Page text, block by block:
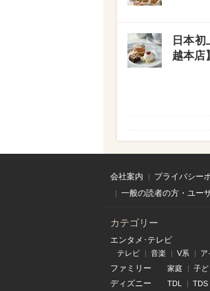
日本
越本店】
会社案内 プライバシー
一般の読者の方・ユー
カテゴリー
エンタメ･テレビ
テレビ 音楽 V系 ア
ファミリー 家庭 子ど
ディズニー TDL TDS